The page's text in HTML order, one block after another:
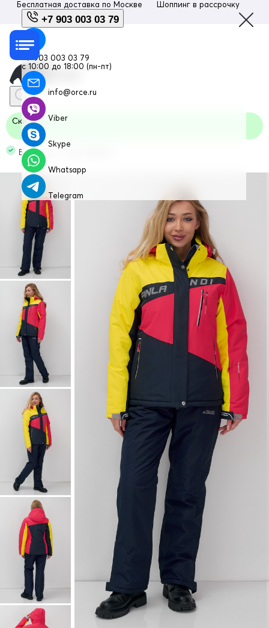
Бесплатная доставка по Москве Шоппинг в рассрочку
+7 903 003 03 79
+7 903 003 03 79
с 10:00 до 18:00 (пн-пт)
info@orce.ru
Viber
Skype
Whatsapp
Telegram
Скидка
В наличии Код: 02803TS